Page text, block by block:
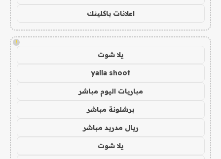
اعلانات باكلينك
!
يلا شوت
yalla shoot
مباريات اليوم مباشر
برشلونة مباشر
ريال مدريد مباشر
يلا شوت